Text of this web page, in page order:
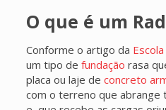
O que é um
Conforme o artigo da
um tipo de fundação rasa
placa ou laje de concreto
com o terreno que abrange